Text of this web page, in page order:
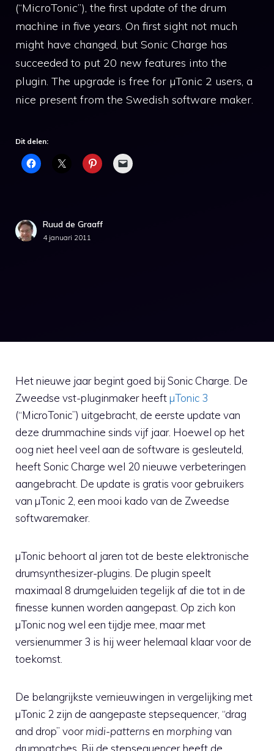
(“MicroTonic”), the first update of the drum
machine in five years. On first sight not much
might have changed, but Sonic Charge has
succeeded to put 20 new features into the
plugin. The upgrade is free for µTonic 2 users, a
nice present from the Swedish software maker.
Dit delen:
Ruud de Graaff
4 januari 2011
Het nieuwe jaar begint goed bij Sonic Charge. De
Zweedse vst-pluginmaker heeftµTonic 3
(“MicroTonic”) uitgebracht, de eerste update van
deze drummachine sinds vijf jaar. Hoewel op het
oog niet heel veel aan de software is gesleuteld,
heeft Sonic Charge wel 20 nieuwe verbeteringen
aangebracht. De update is gratis voor gebruikers
van µTonic 2, een mooi kado van de Zweedse
softwaremaker.
µTonic behoort al jaren tot de beste elektronische
drumsynthesizer-plugins. De plugin speelt
maximaal 8 drumgeluiden tegelijk af die tot in de
finesse kunnen worden aangepast. Op zich kon
µTonic nog wel een tijdje mee, maar met
versienummer 3 is hij weer helemaal klaar voor de
toekomst.
De belangrijkste vernieuwingen in vergelijking met
µTonic 2 zijn de aangepaste stepsequencer, “drag
and drop” voormidi-patternsen morphing van